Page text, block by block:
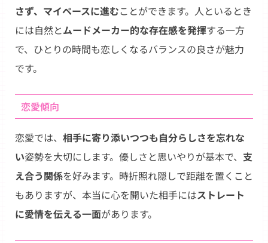
さず、マイペースに進むことができます。人といるとき
には自然とムードメーカー的な存在感を発揮する一方
で、ひとりの時間も恋しくなるバランスの良さが魅力
です。
恋愛傾向
恋愛では、 相手に寄り添いつつも自分らしさを忘れな
い姿勢を大切にします。優しさと思いやりが基本で、 支
え合う関係を好みます。時折照れ隠しで距離を置くこと
もありますが、本当に心を開いた相手にはストレート
に愛情を伝える一面があります。